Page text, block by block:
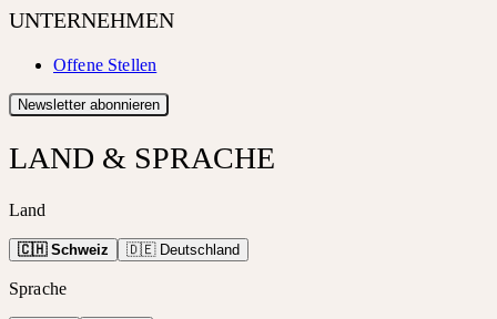
UNTERNEHMEN
Offene Stellen
Newsletter abonnieren
LAND & SPRACHE
Land
🇨🇭 Schweiz 🇩🇪 Deutschland
Sprache